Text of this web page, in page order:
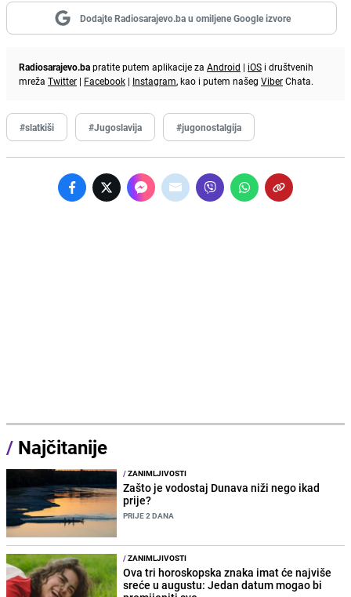
Dodajte Radiosarajevo.ba u omiljene Google izvore
Radiosarajevo.bapratite putem aplikacije za Android | iOS i društvenih
mreža Twitter | Facebook | Instagram, kao i putem našeg ViberChata.
#slatkiši #Jugoslavija #jugonostalgija
/ Najčitanije
/ZANIMLJIVOSTI
Zašto je vodostaj Dunava niži nego ikad
prije?
PRIJE 2 DANA
/ZANIMLJIVOSTI
Ova tri horoskopska znaka imat će najviše
sreće u augustu: Jedan datum mogao bi